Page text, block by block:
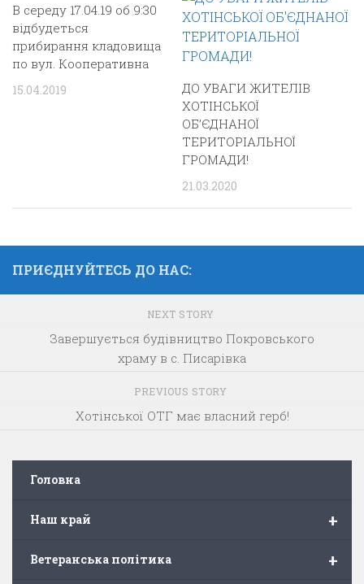
В середу 17.04.19 об 9:30
відбудеться
прибирання кладовища
по вул. Кооперативна
15.04.2019
ДО УВАГИ ЖИТЕЛІВ
ХОТІНСЬКОЇ
ОБ’ЄДНАНОЇ
ТЕРИТОРІАЛЬНОЇ
ГРОМАДИ!
21.03.2020
ПРИЄДНУЙТЕСЬ ДО НАС:
NEXT STORY
Завершується будівництво Покровського
храму в с. Писарівка
PREVIOUS STORY
Хотінської ОТГ має власний герб!
Головна
+
Наш край
+
Ветеранська політика